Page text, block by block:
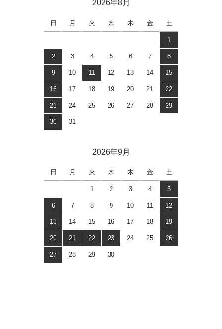
2026年8月
日 月 火 水 木 金 土
1
2 3 4 5 6 7 8
9 10 11 12 13 14 15
16 17 18 19 20 21 22
23 24 25 26 27 28 29
30 31
2026年9月
日 月 火 水 木 金 土
1 2 3 4 5
6 7 8 9 10 11 12
13 14 15 16 17 18 19
20 21 22 23 24 25 26
27 28 29 30